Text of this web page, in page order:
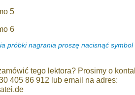
5
6
próbki nagrania proszę nacisnąć symbol
tego lektora? Prosimy o
405 86 912 lub email na adres: